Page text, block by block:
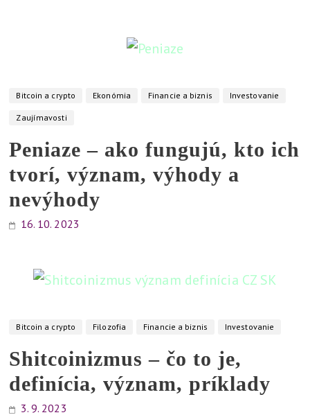
Bitcoin a crypto Ekonómia Financie a biznis Investovanie
Zaujímavosti
Peniaze – ako fungujú, kto ich
tvorí, význam, výhody a
nevýhody
16. 10. 2023
Bitcoin a crypto Filozofia Financie a biznis Investovanie
Shitcoinizmus – čo to je,
definícia, význam, príklady
3. 9. 2023